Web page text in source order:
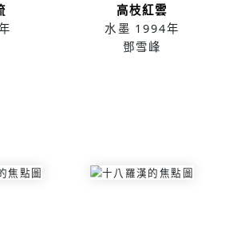
高枝紅雲
水墨 1994年
鄧雪峰